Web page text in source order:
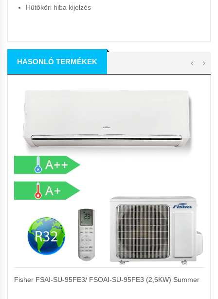
Hűtőköri hiba kijelzés
HASONLÓ TERMÉKEK
Fisher FSAI-SU-95FE3/ FSOAI-SU-95FE3 (2,6KW) Summer